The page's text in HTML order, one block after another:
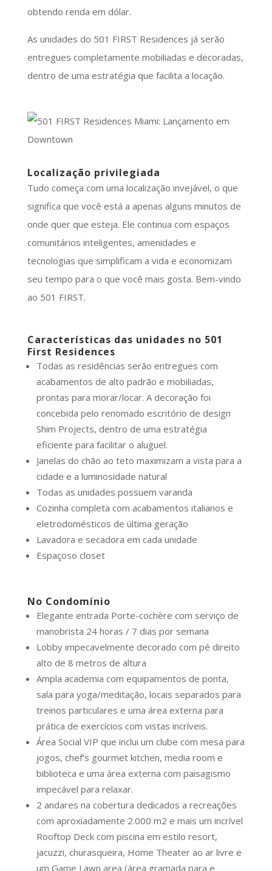
obtendo renda em dólar.
As unidades do 501 FIRST Residences já serão
entregues completamente mobiliadas e decoradas,
dentro de uma estratégia que facilita a locação.
Localização privilegiada
Tudo começa com uma localização invejável, o que
significa que você está a apenas alguns minutos de
onde quer que esteja. Ele continua com espaços
comunitários inteligentes, amenidades e
tecnologias que simplificam a vida e economizam
seu tempo para o que você mais gosta. Bem-vindo
ao 501 FIRST.
Características das unidades no 501
First Residences
Todas as residências serão entregues com
acabamentos de alto padrão e mobiliadas,
prontas para morar/locar. A decoração foi
concebida pelo renomado escritório de design
Shim Projects, dentro de uma estratégia
eficiente para facilitar o aluguel.
Janelas do chão ao teto maximizam a vista para a
cidade e a luminosidade natural
Todas as unidades possuem varanda
Cozinha completa com acabamentos italianos e
eletrodomésticos de última geração
Lavadora e secadora em cada unidade
Espaçoso closet
No Condomínio
Elegante entrada Porte-cochère com serviço de
manobrista 24 horas / 7 dias por semana
Lobby impecavelmente decorado com pé direito
alto de 8 metros de altura
Ampla academia com equipamentos de ponta,
sala para yoga/meditação, locais separados para
treinos particulares e uma área externa para
prática de exercícios com vistas incríveis.
Área Social VIP que inclui um clube com mesa para
jogos, chef’s gourmet kitchen, media room e
biblioteca e uma área externa com paisagismo
impecável para relaxar.
2 andares na cobertura dedicados a recreações
com aproxiadamente 2.000 m2 e mais um incrível
Rooftop Deck com piscina em estilo resort,
jacuzzi, churasqueira, Home Theater ao ar livre e
um Game Lawn area (área gramada para e